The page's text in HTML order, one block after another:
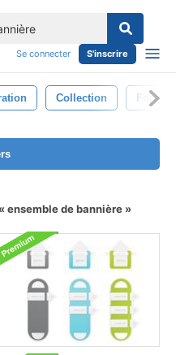
Se connecter S'inscrire
Collection Forme
ensemble de bannière